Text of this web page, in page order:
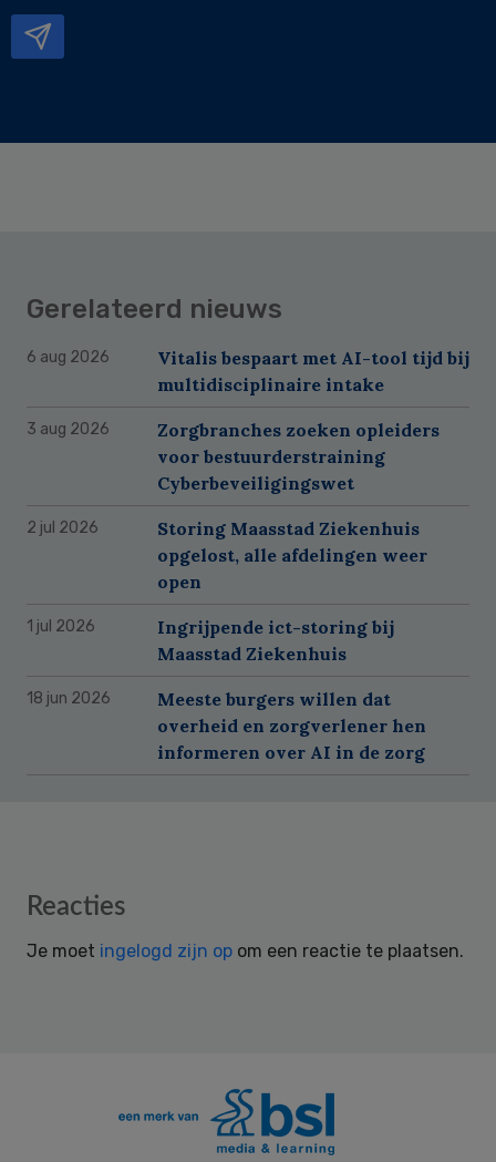
Gerelateerd nieuws
6 aug 2026
Vitalis bespaart met AI-tool tijd bij
multidisciplinaire intake
3 aug 2026
Zorgbranches zoeken opleiders
voor bestuurderstraining
Cyberbeveiligingswet
2 jul 2026
Storing Maasstad Ziekenhuis
opgelost, alle afdelingen weer
open
1 jul 2026
Ingrijpende ict-storing bij
Maasstad Ziekenhuis
18 jun 2026
Meeste burgers willen dat
overheid en zorgverlener hen
informeren over AI in de zorg
Reader
Reacties
Je moet ingelogd zijn op om een reactie te plaatsen.